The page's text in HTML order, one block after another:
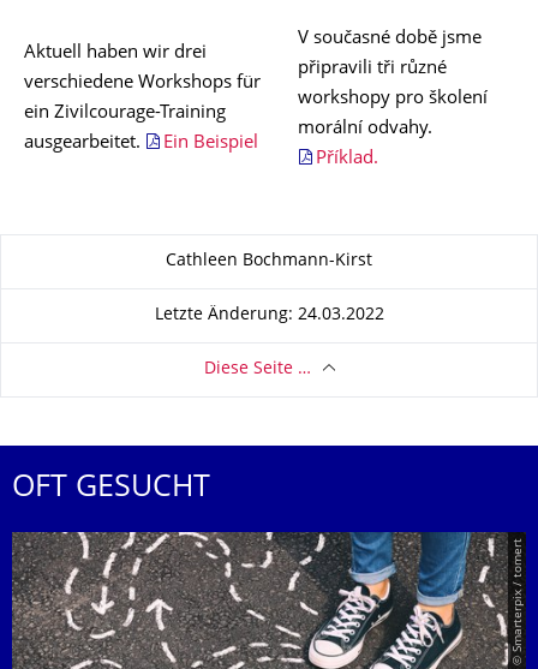
Aktuell haben wir drei
verschiedene Workshops für
ein Zivilcourage-Training
ausgearbeitet.
Ein Beispiel
V současné době jsme
připravili tři různé
workshopy pro školení
morální odvahy.
Příklad.
Zu dieser SeiteCathleen Bochmann-Kirst
Letzte Änderung: 24.03.2022
Diese Seite …
OFT GESUCHT
© Smarterpix / tomert